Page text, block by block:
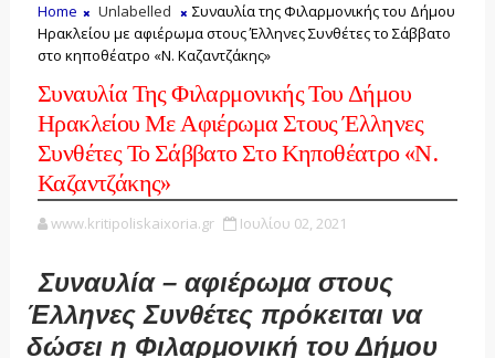
Home Unlabelled
Συναυλία της Φιλαρμονικής του Δήμου
Ηρακλείου με αφιέρωμα στους Έλληνες Συνθέτες το Σάββατο
στο κηποθέατρο «Ν. Καζαντζάκης»
Συναυλία Της Φιλαρμονικής Του Δήμου
Ηρακλείου Με Αφιέρωμα Στους Έλληνες
Συνθέτες Το Σάββατο Στο Κηποθέατρο «Ν.
Καζαντζάκης»
www.kritipoliskaixoria.gr Ιουλίου 02, 2021
Συναυλία – αφιέρωμα στους
Έλληνες Συνθέτες πρόκειται να
δώσει η Φιλαρμονική του Δήμου